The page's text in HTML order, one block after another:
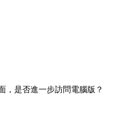
，是否進一步訪問電腦版？